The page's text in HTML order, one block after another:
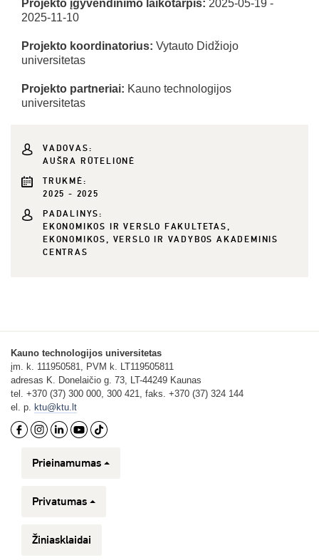
Projekto įgyvendinimo laikotarpis: 2025-05-19 -
2025-11-10
Projekto koordinatorius: Vytauto Didžiojo
universitetas
Projekto partneriai: Kauno technologijos
universitetas
VADOVAS:
AUŠRA RŪTELIONĖ
TRUKMĖ:
2025 - 2025
PADALINYS:
EKONOMIKOS IR VERSLO FAKULTETAS,
EKONOMIKOS, VERSLO IR VADYBOS AKADEMINIS
CENTRAS
Kauno technologijos universitetas
įm. k. 111950581, PVM k. LT119505811
adresas K. Donelaičio g. 73, LT-44249 Kaunas
tel. +370 (37) 300 000, 300 421, faks. +370 (37) 324 144
el. p. ktu@ktu.lt
Prieinamumas
Privatumas
Žiniasklaidai